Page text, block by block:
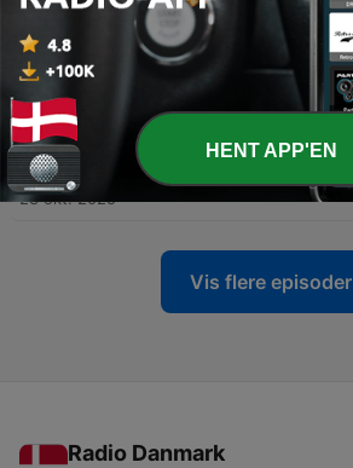
4 - Hınç Nedir? - 1
25 dec. 2025
27 nov. 2025
2 - Ya Ev Bizimle Konuşuyorsa?
23 okt. 2025
Vis flere episoder
Radio Danmark
HENT APP'EN